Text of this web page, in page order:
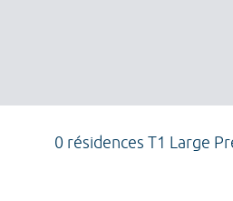
0 résidences T1 Large